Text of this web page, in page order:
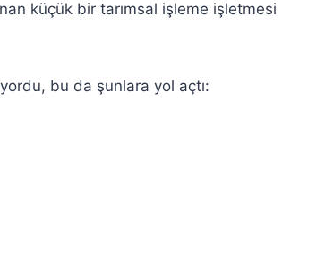
küçük bir tarımsal işleme işletmesi
bu da şunlara yol açtı: